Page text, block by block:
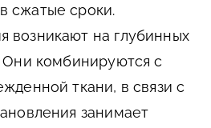
сжатые сроки.
возникают на глубинных
Они комбинируются с
ткани, в связи с
занимает